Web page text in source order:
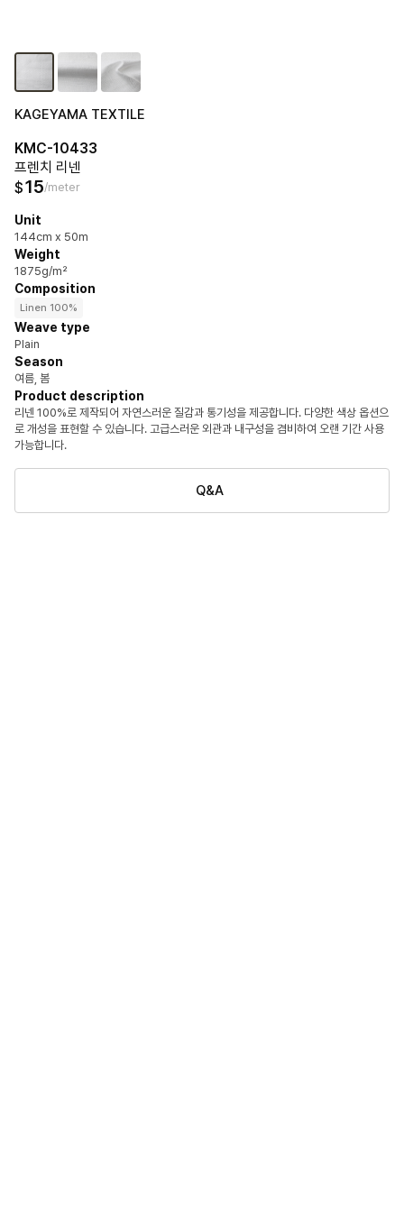
KAGEYAMA TEXTILE
KMC-10433
프렌치 리넨
$15/meter
Unit
144cm x 50m
Weight
1875g/m²
Composition
Linen 100%
Weave type
Plain
Season
여름, 봄
Product description
리넨 100%로 제작되어 자연스러운 질감과 통기성을 제공합니다. 다양한 색상 옵션으
로 개성을 표현할 수 있습니다. 고급스러운 외관과 내구성을 겸비하여 오랜 기간 사용
가능합니다.
Q&A